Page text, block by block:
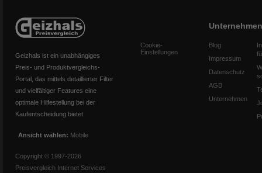
Geizhals ist ein unabhängiges
Preis- und Produktvergleichs-
Portal, das mittels detaillierter Filter
und vielfältiger Features eine
optimale Hilfestellung bei der
Kaufentscheidung bietet.
Ansicht wählen: Mobile
Copyright © 1997-2026
Preisvergleich Internet Services
Cookie-
Einstellungen
Unternehmen
Blog
Impressum
Datenschutz
AGB
Unternehmen